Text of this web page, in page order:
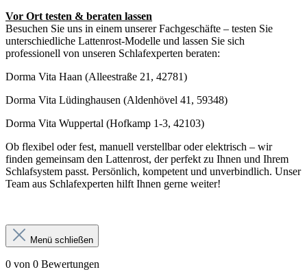
Vor Ort testen & beraten lassen
Besuchen Sie uns in einem unserer Fachgeschäfte – testen Sie
unterschiedliche Lattenrost-Modelle und lassen Sie sich
professionell von unseren Schlafexperten beraten:
Dorma Vita Haan (Alleestraße 21, 42781)
Dorma Vita Lüdinghausen (Aldenhövel 41, 59348)
Dorma Vita Wuppertal (Hofkamp 1-3, 42103)
Ob flexibel oder fest, manuell verstellbar oder elektrisch – wir
finden gemeinsam den Lattenrost, der perfekt zu Ihnen und Ihrem
Schlafsystem passt. Persönlich, kompetent und unverbindlich. Unser
Team aus Schlafexperten hilft Ihnen gerne weiter!
Menü schließen
0 von 0 Bewertungen